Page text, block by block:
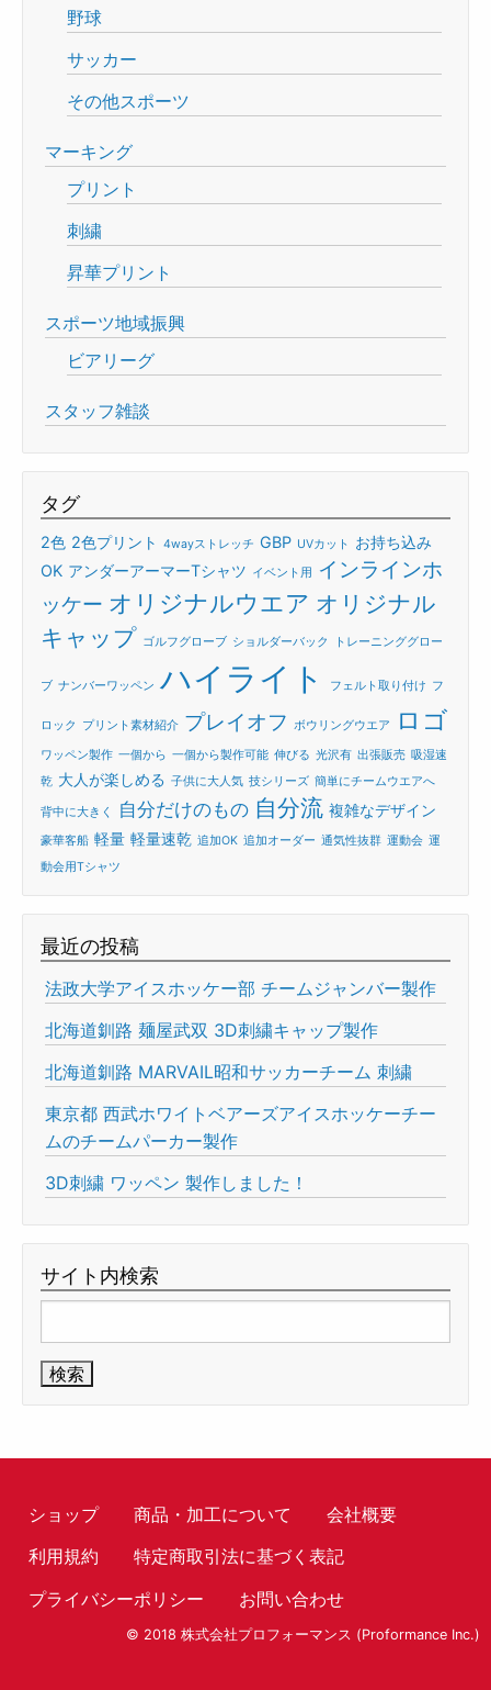
野球
サッカー
その他スポーツ
マーキング
プリント
刺繍
昇華プリント
スポーツ地域振興
ビアリーグ
スタッフ雑談
タグ
2色 2色プリント 4wayストレッチ GBP UVカット
お持ち込み
OK アンダーアーマーTシャツ イベント用
インラインホ
ッケー オリジナルウエア オリジナル
キャップ ゴルフグローブ ショルダーバック トレーニンググロー
ブ ナンバーワッペン ハイライト フェルト取り付け フ
ロック プリント素材紹介 プレイオフ ボウリングウエア ロゴ
ワッペン製作 一個から 一個から製作可能 伸びる 光沢有 出張販売 吸湿速
乾 大人が楽しめる 子供に大人気 技シリーズ 簡単にチームウエアへ
背中に大きく 自分だけのもの 自分流 複雑なデザイン
豪華客船 軽量 軽量速乾 追加OK 追加オーダー 通気性抜群 運動会 運
動会用Tシャツ
最近の投稿
法政大学アイスホッケー部 チームジャンバー製作
北海道釧路 麺屋武双 3D刺繍キャップ製作
北海道釧路 MARVAIL昭和サッカーチーム 刺繍
東京都 西武ホワイトベアーズアイスホッケーチー
ムのチームパーカー製作
3D刺繍 ワッペン 製作しました！
サイト内検索
索:
ショップ 商品・加工について
会社概要
利用規約
特定商取引法に基づく表記
プライバシーポリシー
お問い合わせ
© 2018 株式会社プロフォーマンス (Proformance Inc.)